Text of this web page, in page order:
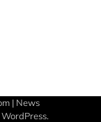
| News
WordPress.